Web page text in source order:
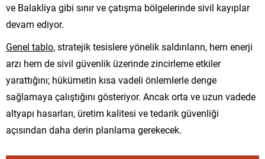
ve Balakliya gibi sınır ve çatışma bölgelerinde sivil kayıplar
devam ediyor.
Genel tablo, stratejik tesislere yönelik saldırıların, hem enerji
arzı hem de sivil güvenlik üzerinde zincirleme etkiler
yarattığını; hükümetin kısa vadeli önlemlerle denge
sağlamaya çalıştığını gösteriyor. Ancak orta ve uzun vadede
altyapı hasarları, üretim kalitesi ve tedarik güvenliği
açısından daha derin planlama gerekecek.